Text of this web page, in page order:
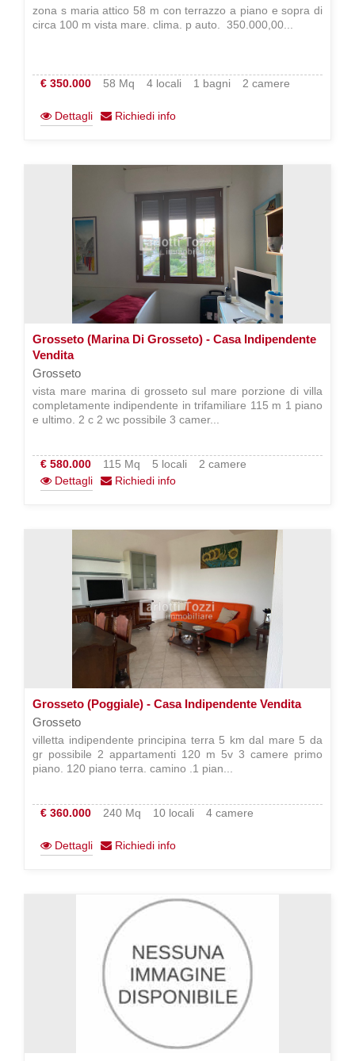
zona s maria attico 58 m con terrazzo a piano e sopra di
circa 100 m vista mare. clima. p auto.  350.000,00...
€ 350.000 58 Mq 4 locali 1 bagni 2 camere
Dettagli Richiedi info
Grosseto (Marina Di Grosseto) - Casa Indipendente
Vendita
Grosseto
vista mare marina di grosseto sul mare porzione di villa
completamente indipendente in trifamiliare 115 m 1 piano
e ultimo. 2 c 2 wc possibile 3 camer...
€ 580.000 115 Mq 5 locali
2 camere
Dettagli
Richiedi info
Grosseto (Poggiale) - Casa Indipendente Vendita
Grosseto
villetta indipendente principina terra 5 km dal mare 5 da
gr possibile 2 appartamenti 120 m 5v 3 camere primo
piano. 120 piano terra. camino .1 pian...
€ 360.000 240 Mq 10 locali 4 camere
Dettagli Richiedi info